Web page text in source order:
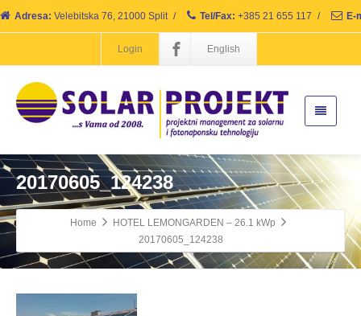
Adresa: Velebitska 76, 21000 Split / Tel/Fax: +385 21 655 117 / E-
Login English
20170605_124238
Home
HOTEL LEMONGARDEN – 26.1 kWp
20170605_124238